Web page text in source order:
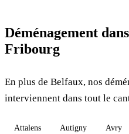
Déménagement
Fribourg
En plus de Belfaux, nos
interviennent dans tout le
Attalens Autigny Avry